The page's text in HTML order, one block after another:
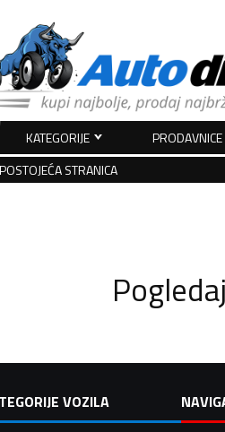
KATEGORIJE PRODAVNICE
STRANICA
VOZILA